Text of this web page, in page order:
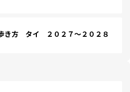
き方 タイ ２０２７～２０２８